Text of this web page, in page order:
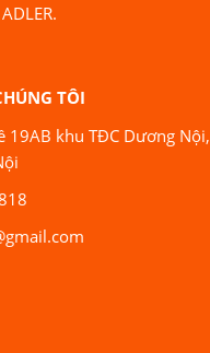
TÔI
19AB khu TĐC Dương Nội,